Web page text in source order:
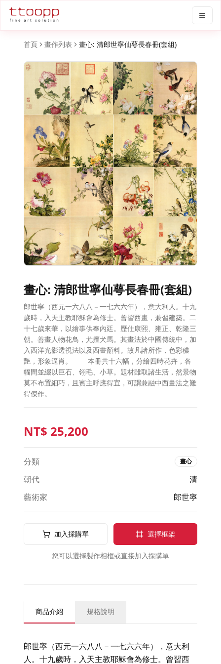
首頁 畫作列表 畫心: 清郎世寧仙萼長春冊(套組)
畫心: 清郎世寧仙萼長春冊(套組)
郎世寧（西元一六八八－一七六六年），意大利人。十九
歲時，入天主教耶穌會為修士。曾習西畫，兼習建築。二
十七歲來華，以繪事供奉內廷。歷仕康熙、雍正、乾隆三
朝。善畫人物花鳥，尤擅犬馬。其畫法於中國傳統中，加
入西洋光影透視法以及西畫顏料。故凡諸所作，色彩穠
艷，形象逼肖。 本冊共十六幅，分繪四時花卉，各
幅間並綴以巨石、翎毛、小草。題材雖取諸生活，然景物
莫不布置細巧，且賓主呼應得宜，可謂兼融中西畫法之難
得傑作。
NT$ 25,200
分類 畫心
朝代
清
藝術家
郎世寧
加入採購單 選擇框架
您可以選擇製作相框或直接加入採購單
商品介紹 規格說明
郎世寧（西元一六八八－一七六六年），意大利
人。十九歲時，入天主教耶穌會為修士。曾習西